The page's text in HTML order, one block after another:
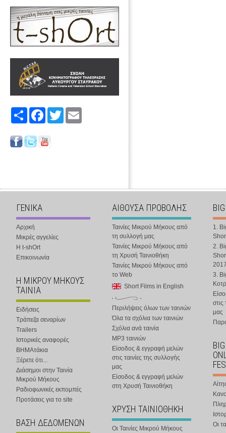
Share FacebookTwitter
ΓΕΝΙΚΑ
Αρχική
Μικρές αγγελίες
Η t-shOrt
Επικοινωνία
Η ΜΙΚΡΟΥ ΜΗΚΟΥΣ
ΤΑΙΝΙΑ
Ειδήσεις
Τράπεζα σεναρίων
Trailers
Ιστορικές αναφορές
ΒΗΜΑτάκια
Ξέρετε ότι...
Διάσημοι στην Ταινία
Μικρού Μήκους
Ραδιοφωνικές εκπομπές
Προτάσεις για το site
ΒΑΣΗ ΔΕΔΟΜΕΝΩΝ
ΑΙΘΟΥΣΑ ΠΡΟΒΟΛΗΣ
Ταινίες Μικρού Μήκους από
τη συλλογή μας
Ταινίες Μικρού Μήκους από
τη Χρυσή Ταινιοθήκη
Ταινίες Μικρού Μήκους από
το Web
Short Films in English
Περιλήψεις όλων των ταινιών
Όλα τα σχόλια των ταινιών
Σχόλια ανά ταινία
MP3 ταινιών
Είσοδος & εγγραφή μελών
στις ταινίες της συλλογής
μας
Είσοδος & εγγραφή μελών
στη Χρυσή Ταινιοθήκη
ΧΡΥΣΗ ΤΑΙΝΙΟΘΗΚΗ
Οι Ταινίες Μικρού Μήκους
1.
2.
3.
στις
μας
Οι